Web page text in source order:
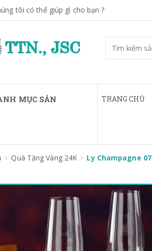
tôi có thể giúp gì cho bạn ?
MỤC SẢN TRANG CHỦ
Quà Tặng Vàng 24K Ly Champagne 07